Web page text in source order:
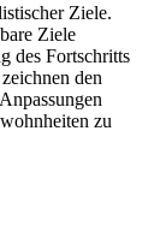
Ziele.
Ziele
des Fortschritts
den
zu